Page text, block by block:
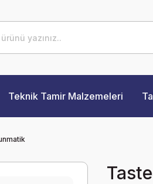
Teknik Tamir Malzemeleri